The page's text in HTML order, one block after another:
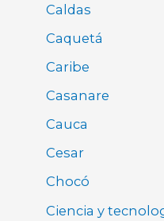
Caldas
Caquetá
Caribe
Casanare
Cauca
Cesar
Chocó
Ciencia y